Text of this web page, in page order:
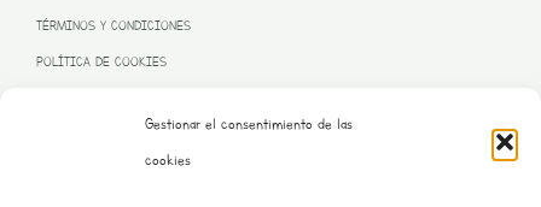
Gestionar el consentimiento de las
cookies
TÉRMINOS Y CONDICIONES
POLÍTICA DE COOKIES